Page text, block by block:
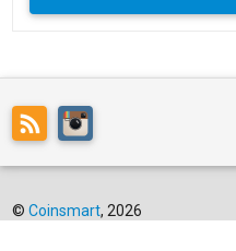
© Coinsmart, 2026